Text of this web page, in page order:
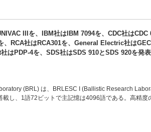
IIIを、IBM社はIBM 7094を、CDC社はCDC
、RCA社はRCA301を、General Electric社は
はPDP-4を、SDS社はSDS 910とSDS 920を発表
(BRL) は、BRLESC I (Ballistic Research
し、1語72ビットで主記憶は4096語である。高精度